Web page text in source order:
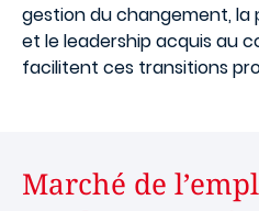
gestion du changement,
et le leadership acquis au
facilitent ces transitions
Marché de